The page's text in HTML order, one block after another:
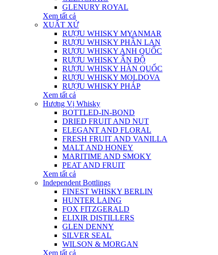
GLENURY ROYAL
Xem tất cả
XUẤT XỨ
RƯỢU WHISKY MYANMAR
RƯỢU WHISKY PHẦN LAN
RƯỢU WHISKY ANH QUỐC
RƯỢU WHISKY ẤN ĐỘ
RƯỢU WHISKY HÀN QUỐC
RƯỢU WHISKY MOLDOVA
RƯỢU WHISKY PHÁP
Xem tất cả
Hương Vị Whisky
BOTTLED-IN-BOND
DRIED FRUIT AND NUT
ELEGANT AND FLORAL
FRESH FRUIT AND VANILLA
MALT AND HONEY
MARITIME AND SMOKY
PEAT AND FRUIT
Xem tất cả
Independent Bottlings
FINEST WHISKY BERLIN
HUNTER LAING
FOX FITZGERALD
ELIXIR DISTILLERS
GLEN DENNY
SILVER SEAL
WILSON & MORGAN
Xem tất cả